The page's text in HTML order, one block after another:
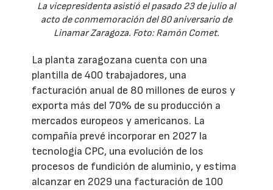
La vicepresidenta asistió el pasado 23 de julio al
acto de conmemoración del 80 aniversario de
Linamar Zaragoza. Foto: Ramón Comet.
La planta zaragozana cuenta con una
plantilla de 400 trabajadores, una
facturación anual de 80 millones de euros y
exporta más del 70% de su producción a
mercados europeos y americanos. La
compañía prevé incorporar en 2027 la
tecnología CPC, una evolución de los
procesos de fundición de aluminio, y estima
alcanzar en 2029 una facturación de 100